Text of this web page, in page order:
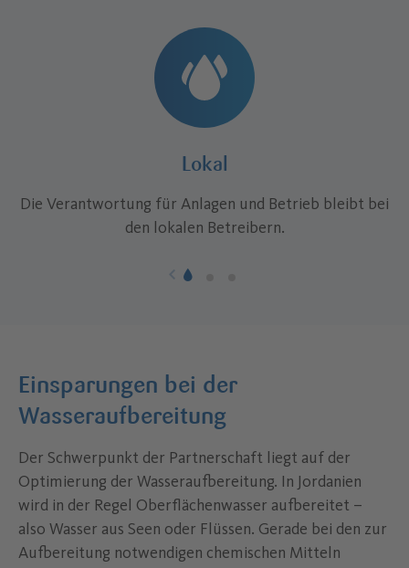
Lokal
Die Verantwortung für Anlagen und Betrieb bleibt bei
den lokalen Betreibern.
Einsparungen bei der
Wasseraufbereitung
Der Schwerpunkt der Partnerschaft liegt auf der
Optimierung der Wasseraufbereitung. In Jordanien
wird in der Regel Oberflächenwasser aufbereitet –
also Wasser aus Seen oder Flüssen. Gerade bei den zur
Aufbereitung notwendigen chemischen Mitteln